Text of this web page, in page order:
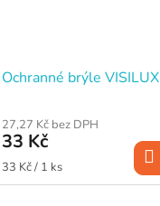
Ochranné brýle VISILUX
27,27 Kč bez DPH
33 Kč
Měrná
cena:
33 Kč / 1 ks